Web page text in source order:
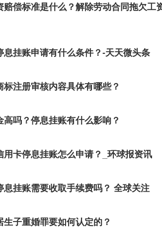
偿标准是什么？解除劳动合同拖欠工
挂账申请有什么条件？-天天微头条
注册审核内容具体有哪些？
吗？停息挂账有什么影响？
卡停息挂账怎么申请？_环球报资讯
挂账需要收取手续费吗？ 全球关注
子重婚罪要如何认定的？